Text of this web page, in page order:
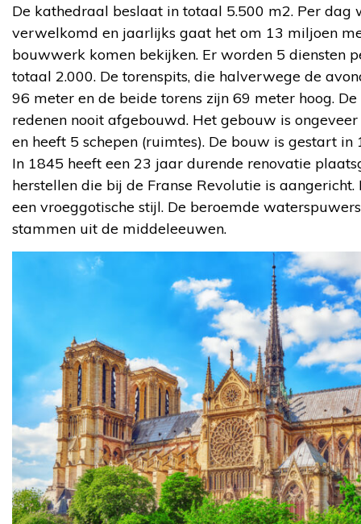
De kathedraal beslaat in totaal 5.500 m2. Per dag
verwelkomd en jaarlijks gaat het om 13 miljoen
bouwwerk komen bekijken. Er worden 5 diensten
totaal 2.000. De torenspits, die halverwege de
96 meter en de beide torens zijn 69 meter hoog.
redenen nooit afgebouwd. Het gebouw is
en heeft 5 schepen (ruimtes). De bouw is gestart
In 1845 heeft een 23 jaar durende renovatie
herstellen die bij de Franse Revolutie is
een vroeggotische stijl. De beroemde
stammen uit de middeleeuwen.